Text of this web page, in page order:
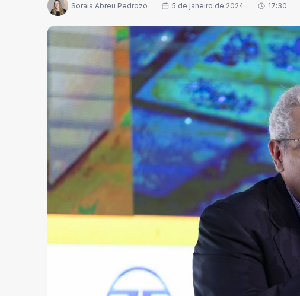
Soraia Abreu Pedrozo 5 de janeiro de 2024 17:30